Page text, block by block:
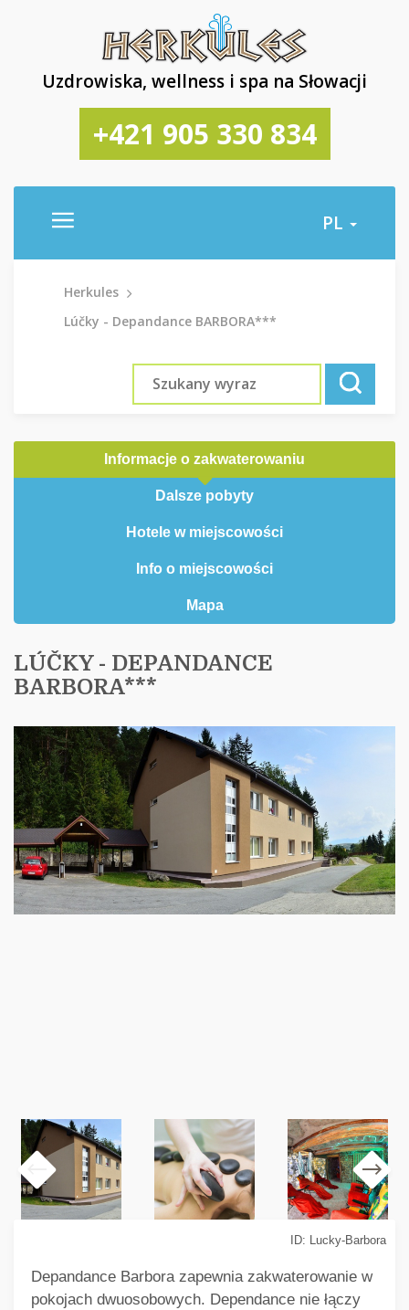
Uzdrowiska, wellness i spa na Słowacji
+421 905 330 834
PL
Herkules
Lúčky - Depandance BARBORA***
Informacje o zakwaterowaniu
Dalsze pobyty
Hotele w miejscowości
Info o miejscowości
Mapa
LÚČKY - DEPANDANCE
BARBORA***
ID: Lucky-Barbora
Depandance Barbora zapewnia zakwaterowanie w
pokojach dwuosobowych. Dependance nie łączy